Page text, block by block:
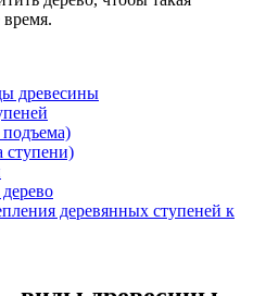
древесины
ступени)
деревянных ступеней к